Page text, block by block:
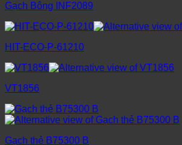
Gạch Bông INF2089
HIT-ECO-P-61210
VT1856
Gạch thẻ B75300 B